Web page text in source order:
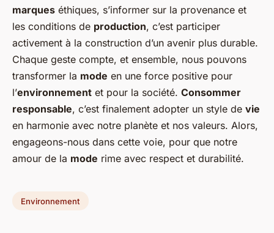
marques éthiques, s’informer sur la provenance et
les conditions de production, c’est participer
activement à la construction d’un avenir plus durable.
Chaque geste compte, et ensemble, nous pouvons
transformer la mode en une force positive pour
l’environnement et pour la société. Consommer
responsable, c’est finalement adopter un style de vie
en harmonie avec notre planète et nos valeurs. Alors,
engageons-nous dans cette voie, pour que notre
amour de la mode rime avec respect et durabilité.
Environnement